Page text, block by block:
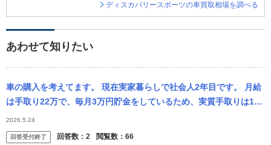
ディスカバリースポーツの車買取相場を調べる
あわせて知りたい
車の購入を考えてます。 現在実家暮らしで社会人2年目です。 月給
は手取り22万で、毎月3万円貯金をしているため、実質手取りは1
7〜18万です。 実家暮らしで毎月固定費で掛かるのは、下記です。
...
2026.5.24
回答受付終了 回答数： 2 閲覧数： 66